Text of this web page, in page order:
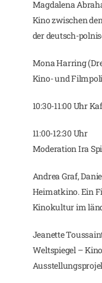
Magdalena
Kino zwischen
der deutsch-
Mona Harring
Kino- und
10:30-11:00 Uhr
11:00-12:30 Uhr
Moderation Ira
Andrea Graf,
Heimatkino. Ein
Kinokultur im
Jeanette
Weltspiegel –